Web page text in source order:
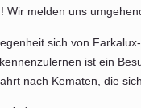
Wir melden uns
sich von
ist ein
nach Kematen, die